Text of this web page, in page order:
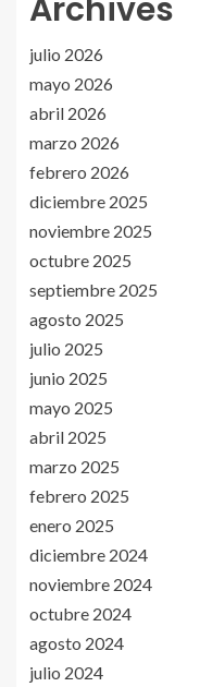
Archives
julio 2026
mayo 2026
abril 2026
marzo 2026
febrero 2026
diciembre 2025
noviembre 2025
octubre 2025
septiembre 2025
agosto 2025
julio 2025
junio 2025
mayo 2025
abril 2025
marzo 2025
febrero 2025
enero 2025
diciembre 2024
noviembre 2024
octubre 2024
agosto 2024
julio 2024